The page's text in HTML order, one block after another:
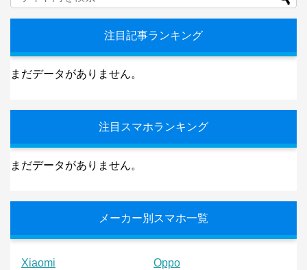
注目記事ランキング
まだデータがありません。
注目スマホランキング
まだデータがありません。
メーカー別スマホ一覧
Xiaomi
Oppo